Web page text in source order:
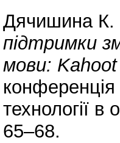
Дячишина К.
підтримки
мови:
технології
65–68.